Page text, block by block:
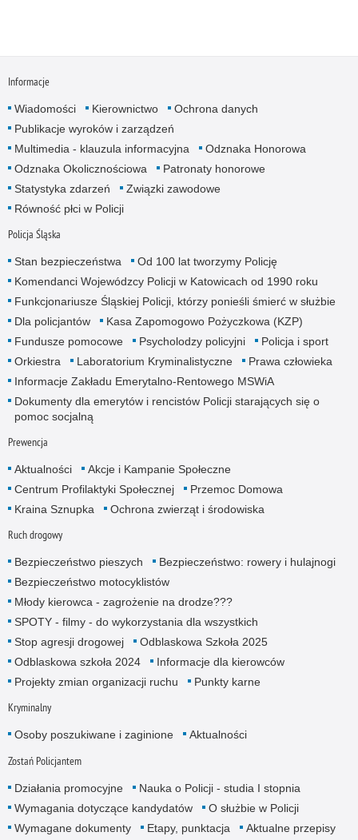
Informacje
Wiadomości Kierownictwo
Ochrona danych
Publikacje wyroków i zarządzeń
Multimedia - klauzula informacyjna
Odznaka Honorowa
Odznaka Okolicznościowa
Patronaty honorowe
Statystyka zdarzeń
Związki zawodowe
Równość płci w Policji
Policja Śląska
Stan bezpieczeństwa
Od 100 lat tworzymy Policję
Komendanci Wojewódzcy Policji w Katowicach od 1990 roku
Funkcjonariusze Śląskiej Policji, którzy ponieśli śmierć w służbie
Dla policjantów
Kasa Zapomogowo Pożyczkowa (KZP)
Fundusze pomocowe
Psycholodzy policyjni
Policja i sport
Orkiestra
Laboratorium Kryminalistyczne
Prawa człowieka
Informacje Zakładu Emerytalno-Rentowego MSWiA
Dokumenty dla emerytów i rencistów Policji starających się o
pomoc socjalną
Prewencja
Aktualności
Akcje i Kampanie Społeczne
Centrum Profilaktyki Społecznej
Przemoc Domowa
Kraina Sznupka
Ochrona zwierząt i środowiska
Ruch drogowy
Bezpieczeństwo pieszych
Bezpieczeństwo: rowery i hulajnogi
Bezpieczeństwo motocyklistów
Młody kierowca - zagrożenie na drodze???
SPOTY - filmy - do wykorzystania dla wszystkich
Stop agresji drogowej
Odblaskowa Szkoła 2025
Odblaskowa szkoła 2024
Informacje dla kierowców
Projekty zmian organizacji ruchu
Punkty karne
Kryminalny
Osoby poszukiwane i zaginione Aktualności
Zostań Policjantem
Działania promocyjne
Nauka o Policji - studia I stopnia
Wymagania dotyczące kandydatów
O służbie w Policji
Wymagane dokumenty
Etapy, punktacja
Aktualne przepisy